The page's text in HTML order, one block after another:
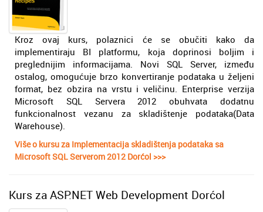
Kroz ovaj kurs, polaznici će se obučiti kako da
implementiraju BI platformu, koja doprinosi boljim i
preglednijim informacijama. Novi SQL Server, između
ostalog, omogućuje brzo konvertiranje podataka u željeni
format, bez obzira na vrstu i veličinu. Enterprise verzija
Microsoft SQL Servera 2012 obuhvata dodatnu
funkcionalnost vezanu za skladištenje podataka(Data
Warehouse).
Više o kursu za Implementacija skladištenja podataka sa
Microsoft SQL Serverom 2012 Dorćol >>>
Kurs za ASP.NET Web Development Dorćol